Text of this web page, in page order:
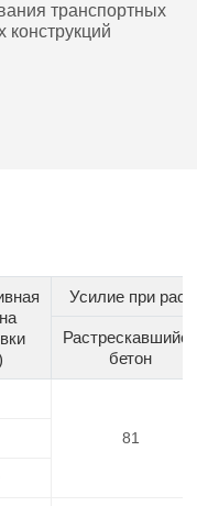
транспортных
конструкций
Усилие при
бетон
81